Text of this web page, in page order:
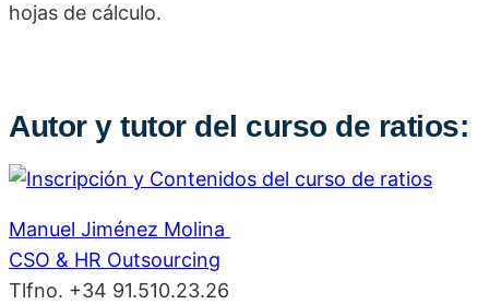
hojas de cálculo.
Autor y tutor del curso de ratios:
Manuel Jiménez Molina
CSO & HR Outsourcing
Tlfno. +34 91.510.23.26